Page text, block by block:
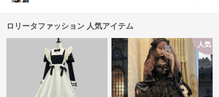
ロリータファッション 人気アイテム
人気